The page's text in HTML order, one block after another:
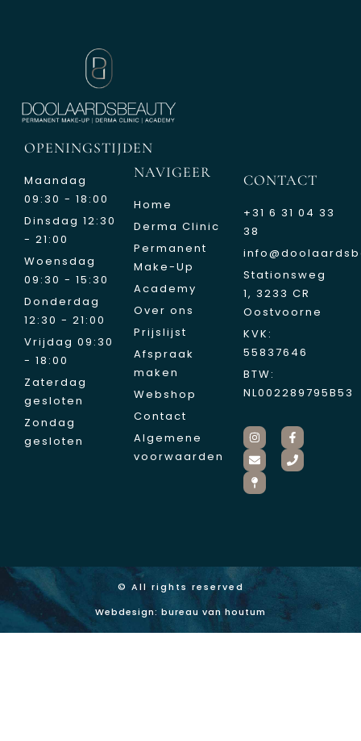
OPENINGSTIJDEN
Maandag
09:30 - 18:00
Dinsdag 12:30
- 21:00
Woensdag
09:30 - 15:30
Donderdag
12:30 - 21:00
Vrijdag 09:30
- 18:00
Zaterdag
gesloten
Zondag
gesloten
NAVIGEER
Home
Derma Clinic
Permanent
Make-Up
Academy
Over ons
Prijslijst
Afspraak
maken
Webshop
Contact
Algemene
voorwaarden
CONTACT
+31 6 31 04 33
38
Stationsweg
1, 3233 CR
Oostvoorne
KVK:
55837646
BTW:
NL002289795B53
© All rights reserved
Webdesign: bureau van houtum